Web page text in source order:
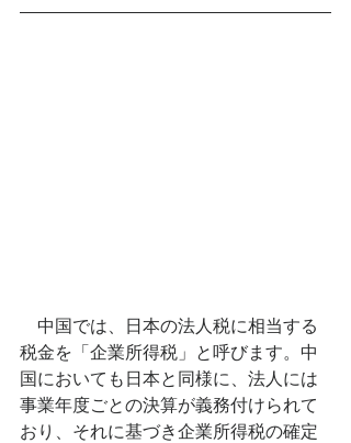
中国では、日本の法人税に相当する
税金を「企業所得税」と呼びます。中
国においても日本と同様に、法人には
事業年度ごとの決算が義務付けられて
おり、それに基づき企業所得税の確定